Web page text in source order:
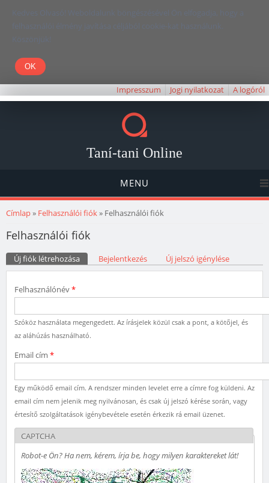
Kedves Olvasó! Weboldalunk böngészésével Ön elfogadja, hogy a
felhasználói élmény javítása céljából cookie-kat használunk.
Köszönjük!
Impresszum Jogi nyilatkozat A logóról
Taní-tani Online
MENU
Jelenlegi hely
Címlap» Felhasználói fiók» Felhasználói fiók
Felhasználói fiók
Elsődleges fülek
Új fiók létrehozása (aktív fül)Bejelentkezés Új jelszó igénylése
Felhasználónév*
Szóköz használata megengedett. Az írásjelek közül csak a pont, a kötőjel, és
az aláhúzás használható.
Email cím *
Egy működő email cím. A rendszer minden levelet erre a címre fog küldeni. Az
email cím nem jelenik meg nyilvánosan, és csak új jelszó kérése során, vagy
értesítő szolgáltatások igénybevétele esetén érkezik rá email üzenet.
CAPTCHA
Robot-e Ön? Ha nem, kérem, írja be, hogy milyen karaktereket lát!